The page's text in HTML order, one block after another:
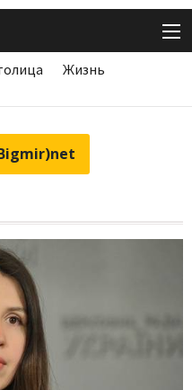
Жизнь